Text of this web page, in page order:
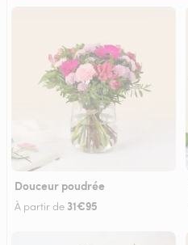
Douceur poudrée
À partir de 31€95